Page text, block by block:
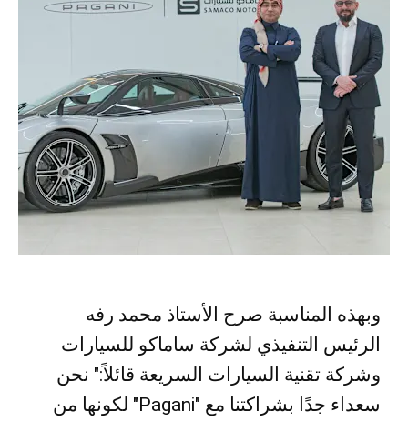
وبهذه المناسبة صرح الأستاذ محمد رفه
الرئيس التنفيذي لشركة ساماكو للسيارات
وشركة تقنية السيارات السريعة قائلاً:" نحن
سعداء جدًا بشراكتنا مع "Pagani" لكونها من